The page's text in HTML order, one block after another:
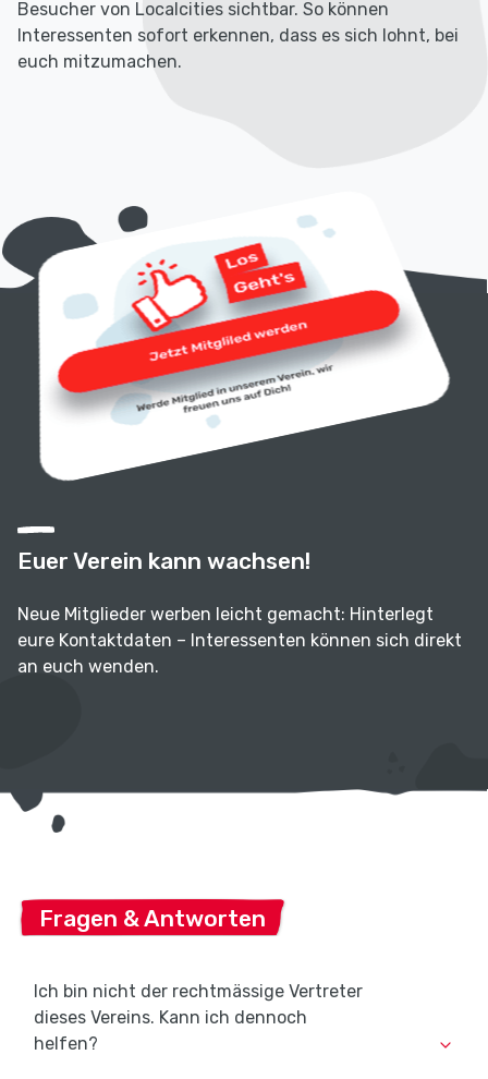
Besucher von Localcities sichtbar. So können
Interessenten sofort erkennen, dass es sich lohnt, bei
euch mitzumachen.
Euer Verein kann wachsen!
Neue Mitglieder werben leicht gemacht: Hinterlegt
eure Kontaktdaten – Interessenten können sich direkt
an euch wenden.
Fragen & Antworten
Ich bin nicht der rechtmässige Vertreter
dieses Vereins. Kann ich dennoch
helfen?